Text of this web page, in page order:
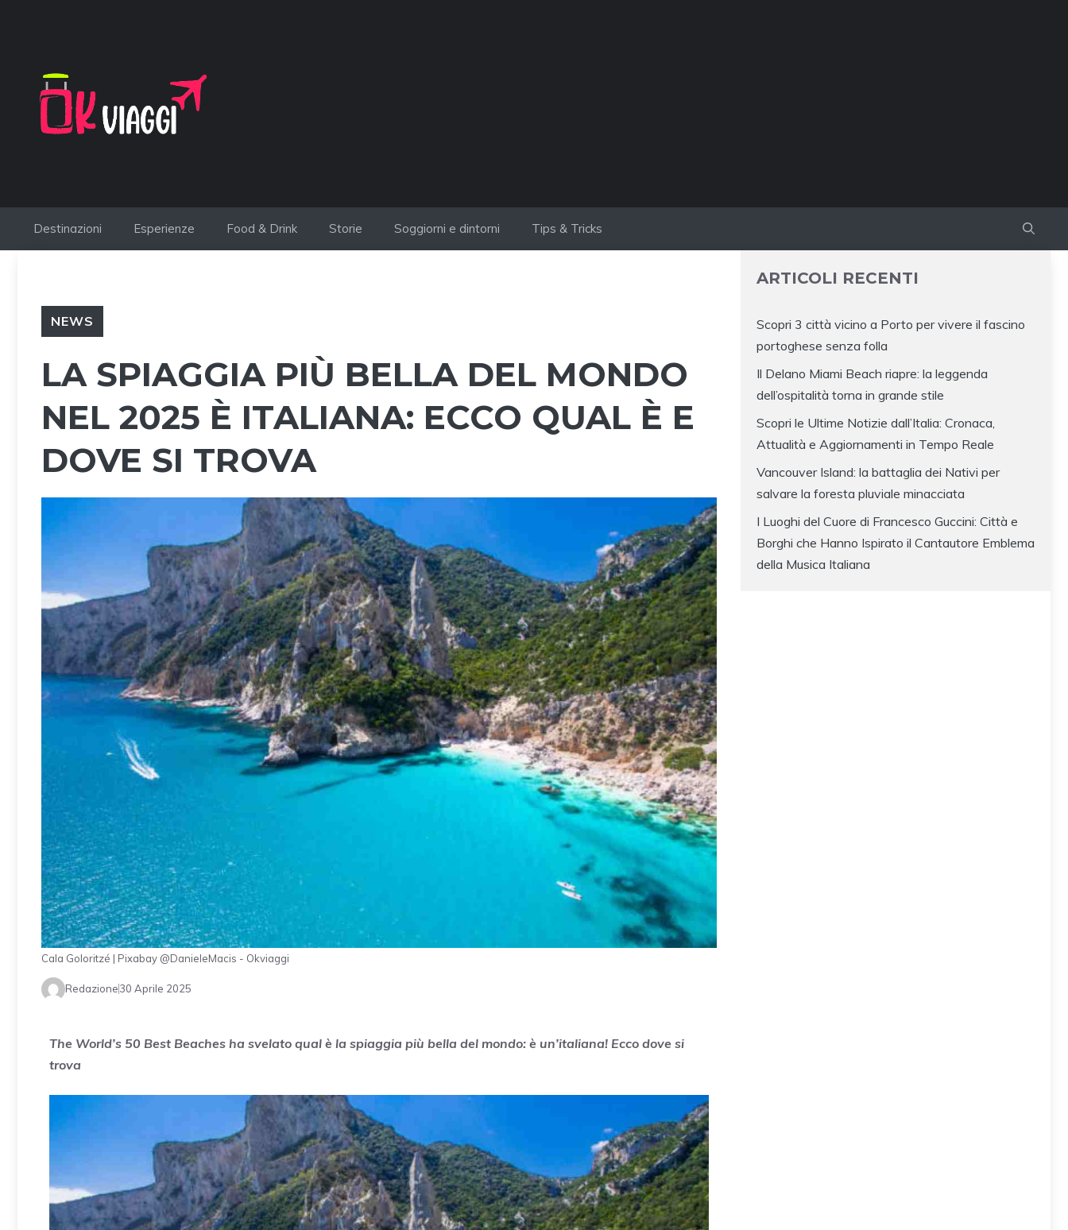
Destinazioni Esperienze Food & Drink Storie Soggiorni e dintorni Tips & Tricks
NEWS
LA SPIAGGIA PIÙ BELLA DEL MONDO
NEL 2025 È ITALIANA: ECCO QUAL È E
DOVE SI TROVA
Cala Goloritzé | Pixabay @DanieleMacis - Okviaggi
Redazione30 Aprile 2025
The World’s 50 Best Beaches ha svelato qual è la spiaggia più bella del mondo: è un’italiana! Ecco dove si
trova
ARTICOLI RECENTI
Scopri 3 città vicino a Porto per vivere il fascino
portoghese senza folla
Il Delano Miami Beach riapre: la leggenda
dell’ospitalità torna in grande stile
Scopri le Ultime Notizie dall’Italia: Cronaca,
Attualità e Aggiornamenti in Tempo Reale
Vancouver Island: la battaglia dei Nativi per
salvare la foresta pluviale minacciata
I Luoghi del Cuore di Francesco Guccini: Città e
Borghi che Hanno Ispirato il Cantautore Emblema
della Musica Italiana